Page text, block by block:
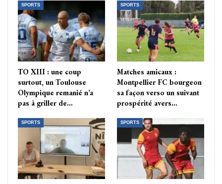
SPORTS
TO XIII : une coup
surtout, un Toulouse
Olympique remanié n’a
pas à griller de…
SPORTS
Matches amicaux :
Montpellier FC bourgeon
sa façon verso un suivant
prospérité avers…
SPORTS SPORTS